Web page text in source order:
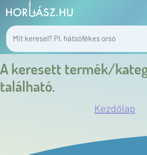
A keresett termék/
található.
Kezdőlap